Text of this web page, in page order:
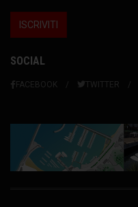
SOCIAL
FACEBOOK TWITTER